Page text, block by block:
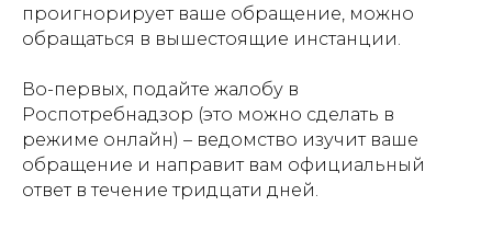
проигнорирует ваше обращение, можно
обращаться в вышестоящие инстанции.
Во-первых, подайте жалобу в
Роспотребнадзор (это можно сделать в
режиме онлайн) – ведомство изучит ваше
обращение и направит вам официальный
ответ в течение тридцати дней.